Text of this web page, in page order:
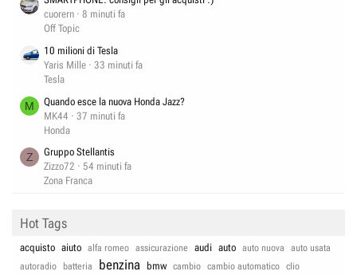
cuorern
8 minuti fa
Off Topic
10 milioni di Tesla
Yaris Mille
33 minuti fa
Tesla
M
Quando esce la nuova Honda Jazz?
MK44
37 minuti fa
Honda
Z
Gruppo Stellantis
Zizzo72
54 minuti fa
Zona Franca
Hot Tags
acquisto aiuto alfa romeo assicurazione audi auto auto nuova
auto usata
autoradio
batteria benzina bmw cambio cambio automatico clio